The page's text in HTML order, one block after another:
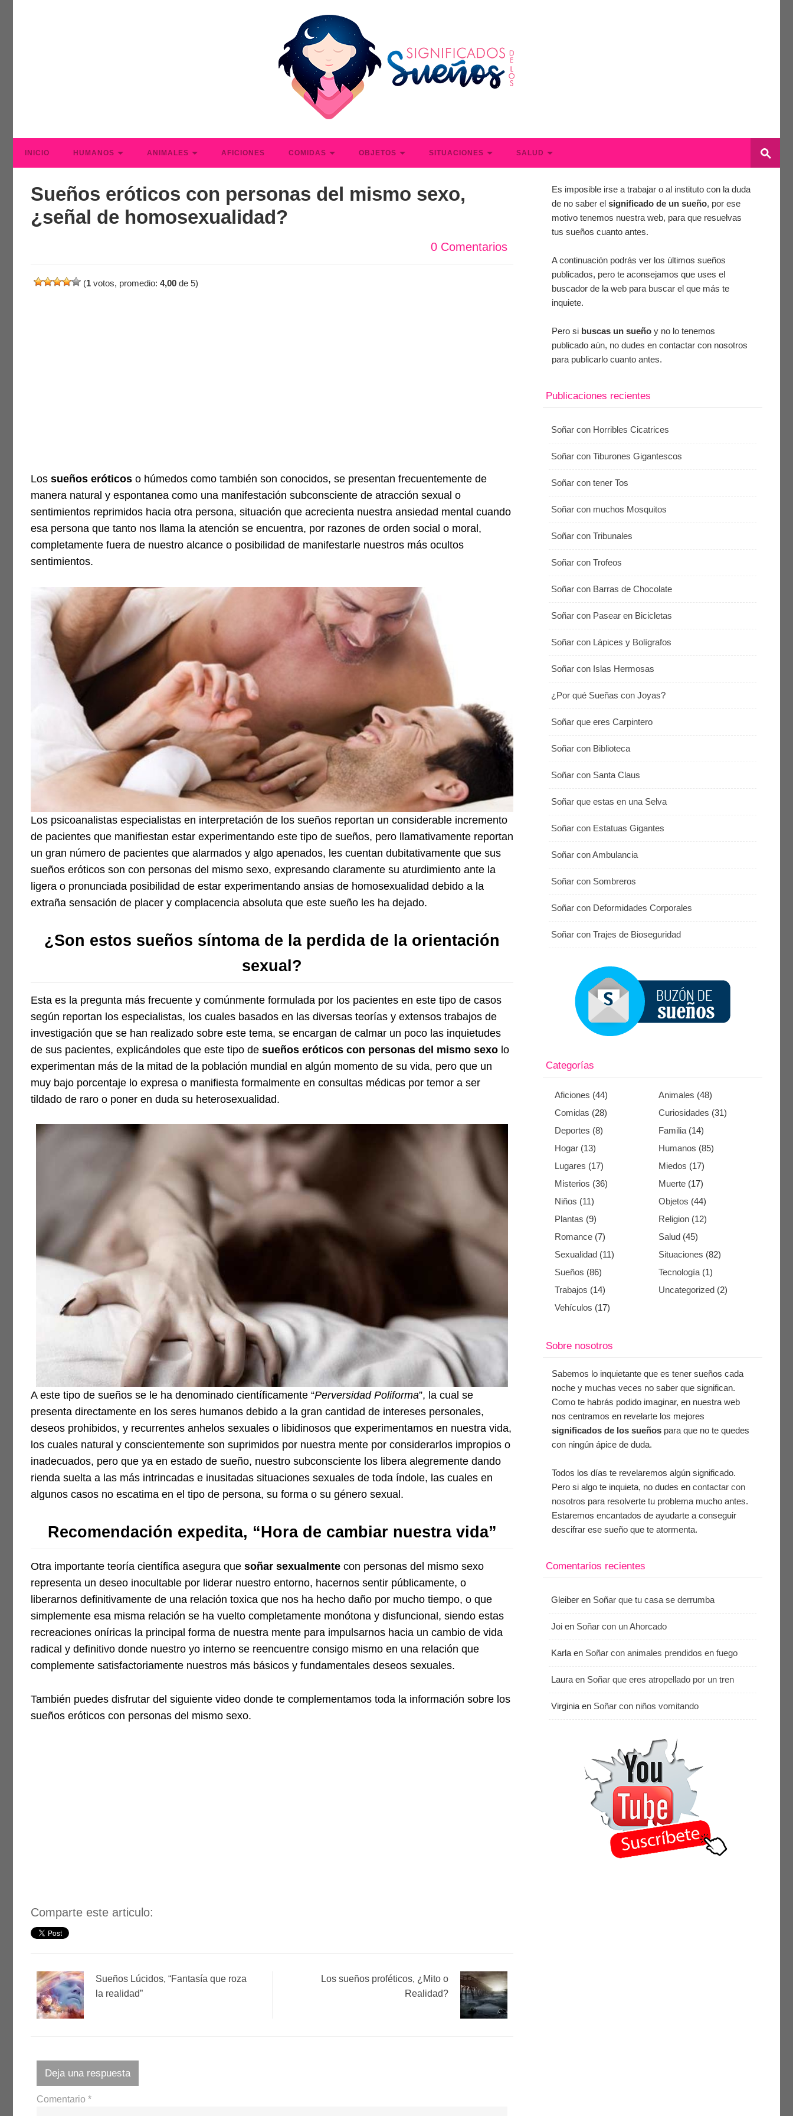
INICIO HUMANOS ANIMALES AFICIONES COMIDAS OBJETOS SITUACIONES SALUD
Sueños eróticos con personas del mismo sexo,
¿señal de homosexualidad?
0 Comentarios
(1 votos, promedio: 4,00 de 5)
Los sueños eróticos o húmedos como también son conocidos, se presentan frecuentemente de
manera natural y espontanea como una manifestación subconsciente de atracción sexual o
sentimientos reprimidos hacia otra persona, situación que acrecienta nuestra ansiedad mental cuando
esa persona que tanto nos llama la atención se encuentra, por razones de orden social o moral,
completamente fuera de nuestro alcance o posibilidad de manifestarle nuestros más ocultos
sentimientos.
Los psicoanalistas especialistas en interpretación de los sueños reportan un considerable incremento
de pacientes que manifiestan estar experimentando este tipo de sueños, pero llamativamente reportan
un gran número de pacientes que alarmados y algo apenados, les cuentan dubitativamente que sus
sueños eróticos son con personas del mismo sexo, expresando claramente su aturdimiento ante la
ligera o pronunciada posibilidad de estar experimentando ansias de homosexualidad debido a la
extraña sensación de placer y complacencia absoluta que este sueño les ha dejado.
¿Son estos sueños síntoma de la perdida de la orientación
sexual?
Esta es la pregunta más frecuente y comúnmente formulada por los pacientes en este tipo de casos
según reportan los especialistas, los cuales basados en las diversas teorías y extensos trabajos de
investigación que se han realizado sobre este tema, se encargan de calmar un poco las inquietudes
de sus pacientes, explicándoles que este tipo de sueños eróticos con personas del mismo sexo lo
experimentan más de la mitad de la población mundial en algún momento de su vida, pero que un
muy bajo porcentaje lo expresa o manifiesta formalmente en consultas médicas por temor a ser
tildado de raro o poner en duda su heterosexualidad.
A este tipo de sueños se le ha denominado científicamente “Perversidad Poliforma”, la cual se
presenta directamente en los seres humanos debido a la gran cantidad de intereses personales,
deseos prohibidos, y recurrentes anhelos sexuales o libidinosos que experimentamos en nuestra vida,
los cuales natural y conscientemente son suprimidos por nuestra mente por considerarlos impropios o
inadecuados, pero que ya en estado de sueño, nuestro subconsciente los libera alegremente dando
rienda suelta a las más intrincadas e inusitadas situaciones sexuales de toda índole, las cuales en
algunos casos no escatima en el tipo de persona, su forma o su género sexual.
Recomendación expedita, “Hora de cambiar nuestra vida”
Otra importante teoría científica asegura que soñar sexualmente con personas del mismo sexo
representa un deseo inocultable por liderar nuestro entorno, hacernos sentir públicamente, o
liberarnos definitivamente de una relación toxica que nos ha hecho daño por mucho tiempo, o que
simplemente esa misma relación se ha vuelto completamente monótona y disfuncional, siendo estas
recreaciones oníricas la principal forma de nuestra mente para impulsarnos hacia un cambio de vida
radical y definitivo donde nuestro yo interno se reencuentre consigo mismo en una relación que
complemente satisfactoriamente nuestros más básicos y fundamentales deseos sexuales.
También puedes disfrutar del siguiente video donde te complementamos toda la información sobre los
sueños eróticos con personas del mismo sexo.
Comparte este articulo:
Sueños Lúcidos, “Fantasía que roza
la realidad”
Los sueños proféticos, ¿Mito o
Realidad?
Deja una respuesta
Comentario *
Es imposible irse a trabajar o al instituto con la duda
de no saber el significado de un sueño, por ese
motivo tenemos nuestra web, para que resuelvas
tus sueños cuanto antes.
A continuación podrás ver los últimos sueños
publicados, pero te aconsejamos que uses el
buscador de la web para buscar el que más te
inquiete.
Pero si buscas un sueño y no lo tenemos
publicado aún, no dudes en contactar con nosotros
para publicarlo cuanto antes.
Publicaciones recientes
Soñar con Horribles Cicatrices
Soñar con Tiburones Gigantescos
Soñar con tener Tos
Soñar con muchos Mosquitos
Soñar con Tribunales
Soñar con Trofeos
Soñar con Barras de Chocolate
Soñar con Pasear en Bicicletas
Soñar con Lápices y Bolígrafos
Soñar con Islas Hermosas
¿Por qué Sueñas con Joyas?
Soñar que eres Carpintero
Soñar con Biblioteca
Soñar con Santa Claus
Soñar que estas en una Selva
Soñar con Estatuas Gigantes
Soñar con Ambulancia
Soñar con Sombreros
Soñar con Deformidades Corporales
Soñar con Trajes de Bioseguridad
Categorías
Aficiones (44) Animales (48)
Comidas (28) Curiosidades (31)
Deportes (8) Familia (14)
Hogar (13) Humanos (85)
Lugares (17) Miedos (17)
Misterios (36) Muerte (17)
Niños (11) Objetos (44)
Plantas (9) Religion (12)
Romance (7) Salud (45)
Sexualidad (11) Situaciones (82)
Sueños (86) Tecnología (1)
Trabajos (14) Uncategorized (2)
Vehículos (17)
Sobre nosotros
Sabemos lo inquietante que es tener sueños cada
noche y muchas veces no saber que significan.
Como te habrás podido imaginar, en nuestra web
nos centramos en revelarte los mejores
significados de los sueños para que no te quedes
con ningún ápice de duda.
Todos los días te revelaremos algún significado.
Pero si algo te inquieta, no dudes en contactar con
nosotros para resolverte tu problema mucho antes.
Estaremos encantados de ayudarte a conseguir
descifrar ese sueño que te atormenta.
Comentarios recientes
Gleiber en Soñar que tu casa se derrumba
Joi en Soñar con un Ahorcado
Karla en Soñar con animales prendidos en fuego
Laura en Soñar que eres atropellado por un tren
Virginia en Soñar con niños vomitando